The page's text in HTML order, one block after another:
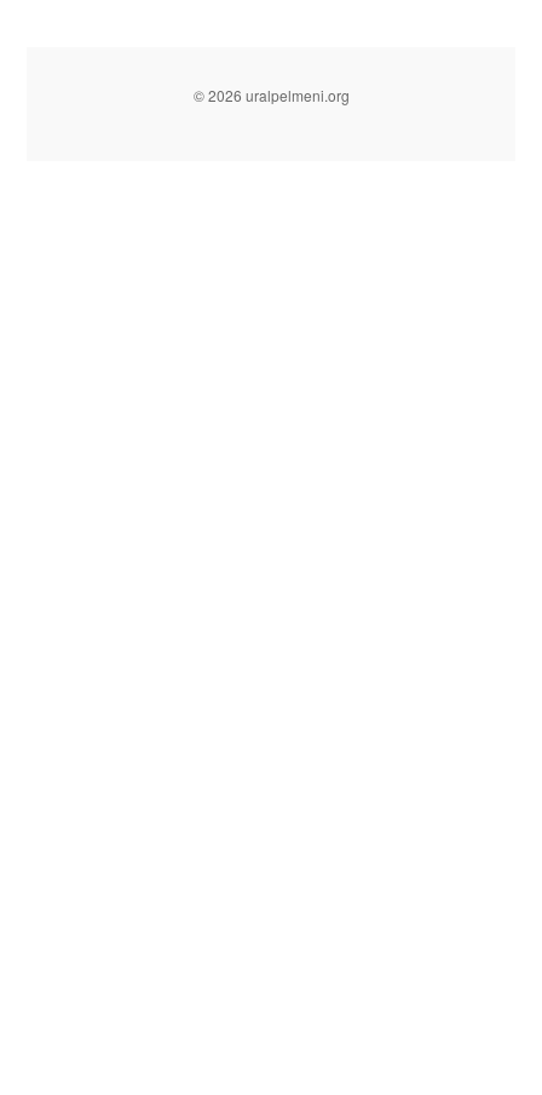
© 2026 uralpelmeni.org